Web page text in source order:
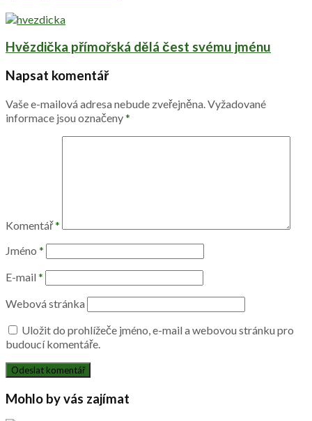
Hvězdička přímořská dělá čest svému jménu
Napsat komentář
Vaše e-mailová adresa nebude zveřejněna.Vyžadované
informace jsou označeny*
Komentář*
Jméno *
E-mail *
Webová stránka
Uložit do prohlížeče jméno, e-mail a webovou stránku pro
budoucí komentáře.
Mohlo by vás zajímat